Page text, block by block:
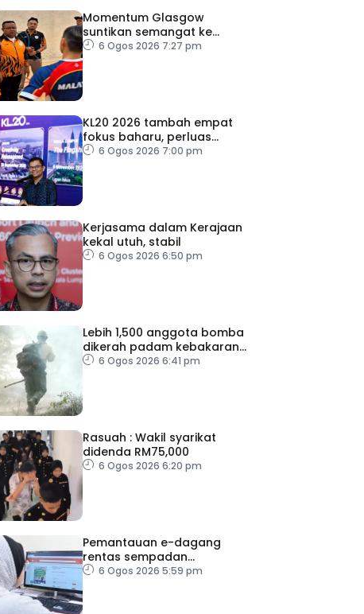
Momentum Glasgow
suntikan semangat ke
Sukan Asia 2026
6 Ogos 2026 7:27 pm
KL20 2026 tambah empat
fokus baharu, perluas
tumpuan ke lapan sektor
6 Ogos 2026 7:00 pm
Kerjasama dalam Kerajaan
kekal utuh, stabil
6 Ogos 2026 6:50 pm
Lebih 1,500 anggota bomba
dikerah padam kebakaran
di Washington
6 Ogos 2026 6:41 pm
Rasuah : Wakil syarikat
didenda RM75,000
6 Ogos 2026 6:20 pm
Pemantauan e-dagang
rentas sempadan
diperketat, pastikan
6 Ogos 2026 5:59 pm